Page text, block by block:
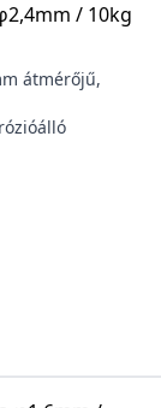
/ 10kg
átmérőjű,